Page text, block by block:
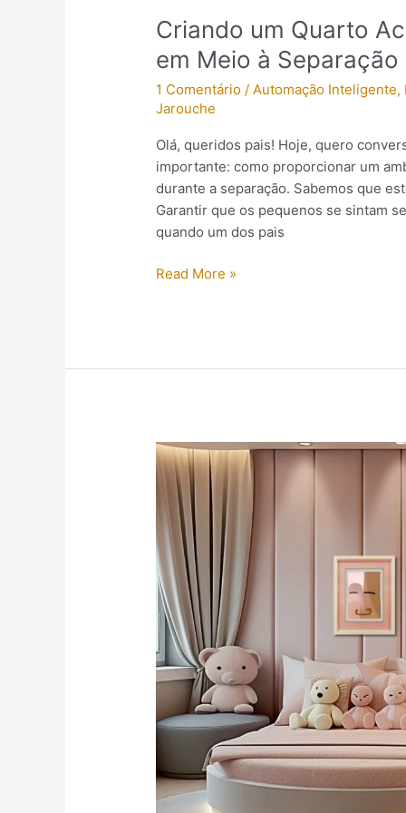
Criando um Quarto
em Meio à Separação
1 Comentário / Automação Inteligente,
Jarouche
Olá, queridos pais! Hoje, quero
importante: como proporcionar um
durante a separação. Sabemos que
Garantir que os pequenos se sintam
quando um dos pais
Read More »
20
Quartos
Encantadores
para
Meninas:
Inspire-
se
com
Essas
Ideias
Mágicas!